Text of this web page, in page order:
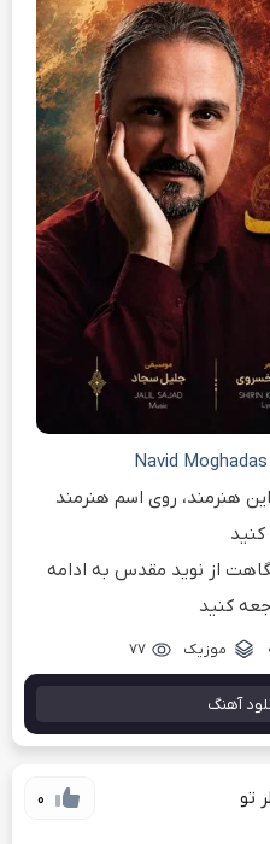
Navid Moghadas
هنرمند، روی اسم هنرمند
از نوید مقدس به ادامه
کنید
موزیک ۷۷
آهنگ
0 تو